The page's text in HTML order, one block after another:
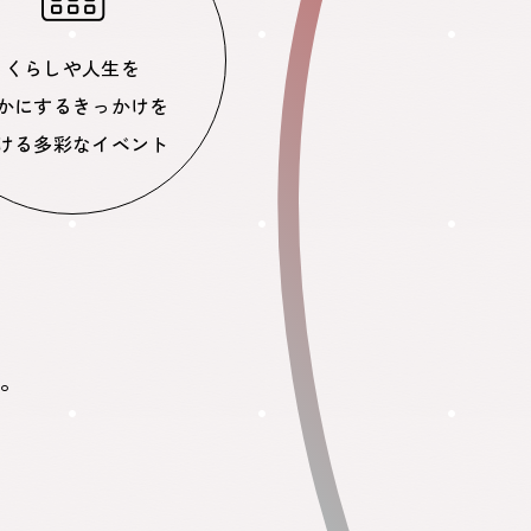
くらしや人生を
にするきっかけを
る多彩なイベント